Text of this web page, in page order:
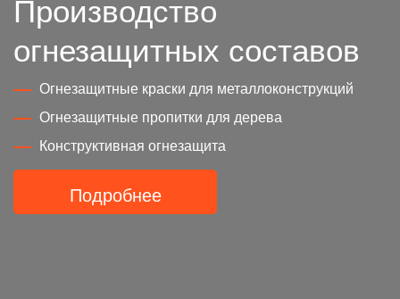
Производство
огнезащитных составов
Огнезащитные краски для металлоконструкций
Огнезащитные пропитки для дерева
Конструктивная огнезащита
Подробнее